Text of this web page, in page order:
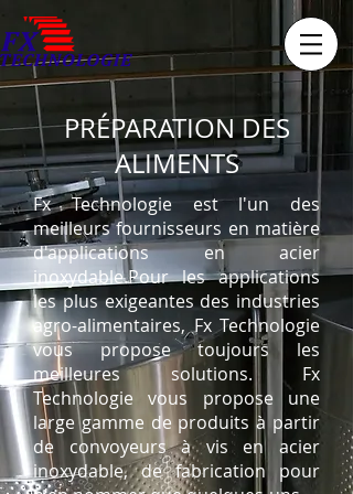
PRÉPARATION DES
ALIMENTS
Fx Technologie est l'un des
meilleurs fournisseurs en matière
d'applications en acier
inoxydable.Pour les applications
les plus exigeantes des industries
agro-alimentaires, Fx Technologie
vous propose toujours les
meilleures solutions. Fx
Technologie vous propose une
large gamme de produits à partir
de convoyeurs à vis en acier
inoxydable, de fabrication pour